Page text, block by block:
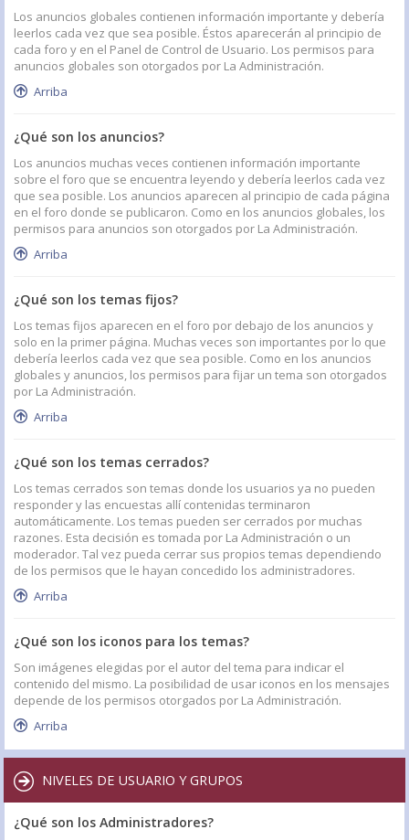
Los anuncios globales contienen información importante y debería
leerlos cada vez que sea posible. Éstos aparecerán al principio de
cada foro y en el Panel de Control de Usuario. Los permisos para
anuncios globales son otorgados por La Administración.
Arriba
¿Qué son los anuncios?
Los anuncios muchas veces contienen información importante
sobre el foro que se encuentra leyendo y debería leerlos cada vez
que sea posible. Los anuncios aparecen al principio de cada página
en el foro donde se publicaron. Como en los anuncios globales, los
permisos para anuncios son otorgados por La Administración.
Arriba
¿Qué son los temas fijos?
Los temas fijos aparecen en el foro por debajo de los anuncios y
solo en la primer página. Muchas veces son importantes por lo que
debería leerlos cada vez que sea posible. Como en los anuncios
globales y anuncios, los permisos para fijar un tema son otorgados
por La Administración.
Arriba
¿Qué son los temas cerrados?
Los temas cerrados son temas donde los usuarios ya no pueden
responder y las encuestas allí contenidas terminaron
automáticamente. Los temas pueden ser cerrados por muchas
razones. Esta decisión es tomada por La Administración o un
moderador. Tal vez pueda cerrar sus propios temas dependiendo
de los permisos que le hayan concedido los administradores.
Arriba
¿Qué son los iconos para los temas?
Son imágenes elegidas por el autor del tema para indicar el
contenido del mismo. La posibilidad de usar iconos en los mensajes
depende de los permisos otorgados por La Administración.
Arriba
NIVELES DE USUARIO Y GRUPOS
¿Qué son los Administradores?